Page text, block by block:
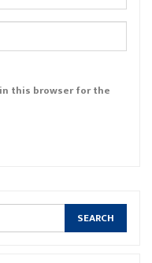
this browser for the